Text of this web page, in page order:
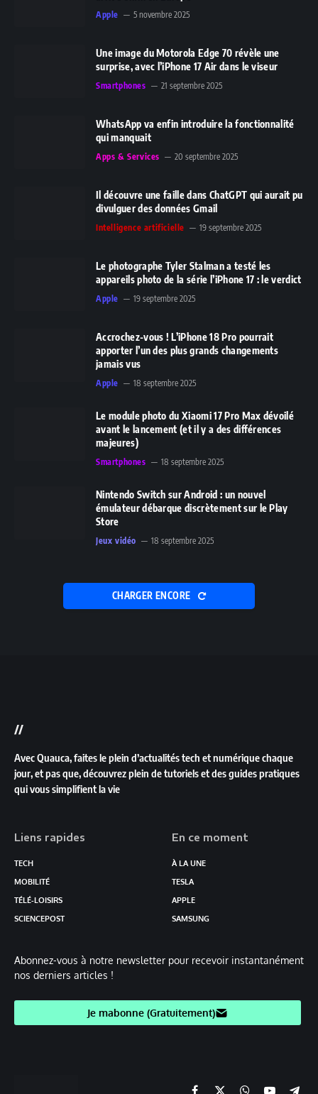
Apple 5 novembre 2025
Une image du Motorola Edge 70 révèle une
surprise, avec l’iPhone 17 Air dans le viseur
Smartphones 21 septembre 2025
WhatsApp va enfin introduire la fonctionnalité
qui manquait
Apps & Services 20 septembre 2025
Il découvre une faille dans ChatGPT qui aurait pu
divulguer des données Gmail
Intelligence artificielle 19 septembre 2025
Le photographe Tyler Stalman a testé les
appareils photo de la série l’iPhone 17 : le verdict
Apple 19 septembre 2025
Accrochez-vous ! L’iPhone 18 Pro pourrait
apporter l’un des plus grands changements
jamais vus
Apple 18 septembre 2025
Le module photo du Xiaomi 17 Pro Max dévoilé
avant le lancement (et il y a des différences
majeures)
Smartphones 18 septembre 2025
Nintendo Switch sur Android : un nouvel
émulateur débarque discrètement sur le Play
Store
Jeux vidéo 18 septembre 2025
CHARGER ENCORE
//
Avec Quauca, faites le plein d’actualités tech et numérique chaque
jour, et pas que, découvrez plein de tutoriels et des guides pratiques
qui vous simplifient la vie
Liens rapides
TECH
MOBILITÉ
TÉLÉ-LOISIRS
SCIENCEPOST
En ce moment
À LA UNE
TESLA
APPLE
SAMSUNG
Abonnez-vous à notre newsletter pour recevoir instantanément
nos derniers articles !
Je mabonne (Gratuitement)